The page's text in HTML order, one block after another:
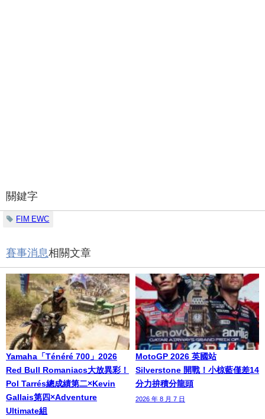
關鍵字
FIM EWC
賽事消息相關文章
Yamaha「Ténéré 700」2026
Red Bull Romaniacs大放異彩！
Pol Tarrés總成績第二×Kevin
Gallais第四×Adventure
Ultimate組
MotoGP 2026 英國站
Silverstone 開戰！小椋藍僅差14
分力拚積分龍頭
2026 年 8 月 7 日